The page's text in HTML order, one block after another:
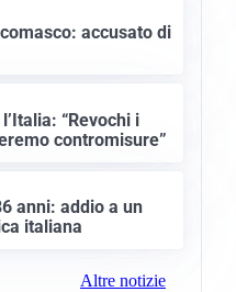
accusato di
“Revochi i
contromisure”
anni: addio a un
italiana
Altre notizie